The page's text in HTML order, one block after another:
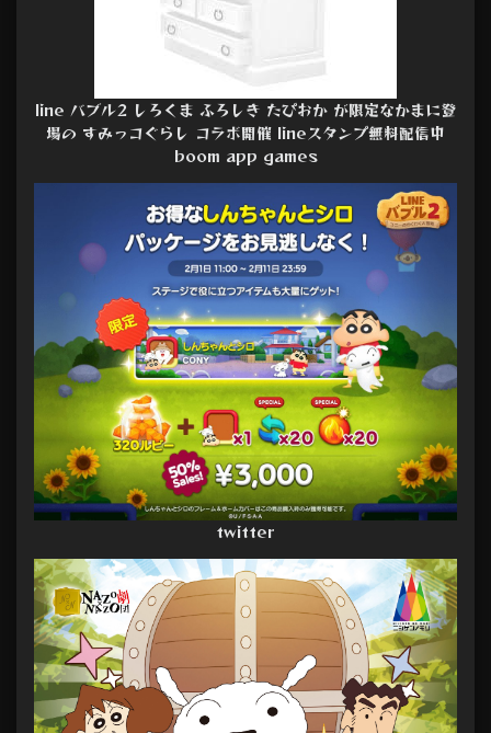
line バブル2 しろくま ふろしき たぴおか が限定なかまに登
場の すみっコぐらし コラボ開催 lineスタンプ無料配信中
boom app games
twitter